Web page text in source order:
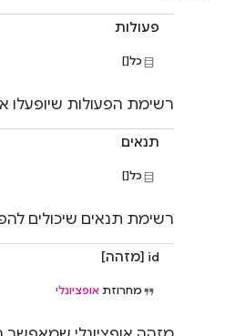
פעולות
כל[]
רשימת הפעולות
תנאים
כל[]
רשימת תנאים שיכולים
id [מזהה]
מחרוזת אופציונלי